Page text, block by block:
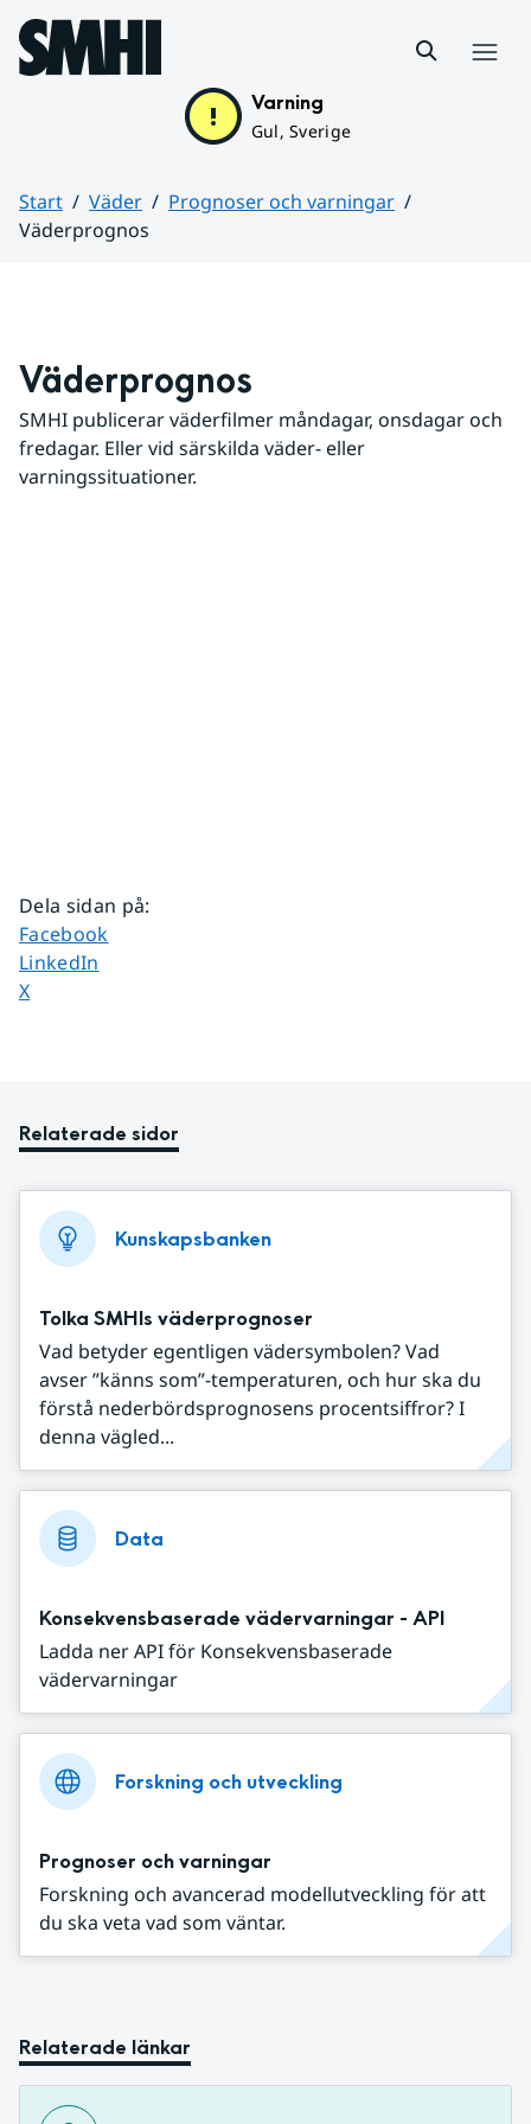
Hoppa till sidans innehåll
Varning
Gul, Sverige
Start Väder
Prognoser och varningar
Väderprognos
Väderprognos
SMHI publicerar väderfilmer måndagar, onsdagar och
fredagar. Eller vid särskilda väder- eller
varningssituationer.
Dela sidan på:
Dela sidan på
Facebook
Dela sidan på
LinkedIn
Dela sidan på
X
Relaterade sidor
Kunskapsbanken
Tolka SMHIs väderprognoser
Vad betyder egentligen vädersymbolen? Vad
avser ”känns som”-temperaturen, och hur ska du
förstå nederbördsprognosens procentsiffror? I
denna vägled...
Data
Konsekvensbaserade vädervarningar - API
Ladda ner API för Konsekvensbaserade
vädervarningar
Forskning och utveckling
Prognoser och varningar
Forskning och avancerad modellutveckling för att
du ska veta vad som väntar.
Relaterade länkar